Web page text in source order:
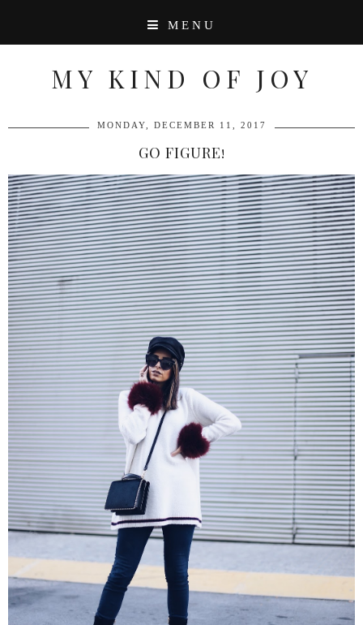
MENU
MY KIND OF JOY
MONDAY, DECEMBER 11, 2017
GO FIGURE!